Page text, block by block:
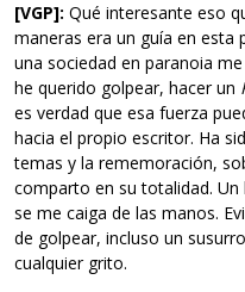
[VGP]: Qué interesante eso
maneras era un guía en esta
una sociedad en paranoia
he querido golpear, hacer un
es verdad que esa fuerza
hacia el propio escritor. Ha
temas y la rememoración,
comparto en su totalidad.
se me caiga de las manos.
de golpear, incluso un
cualquier grito.